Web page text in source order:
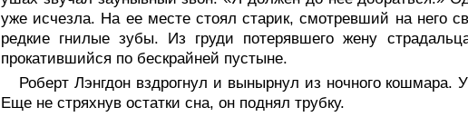
уже исчезла. На ее месте стоял старик, смотревший на него
редкие гнилые зубы. Из груди потерявшего жену
прокатившийся по бескрайней пустыне.
Роберт Лэнгдон вздрогнул и вынырнул из ночного кошмара.
Еще не стряхнув остатки сна, он поднял трубку.